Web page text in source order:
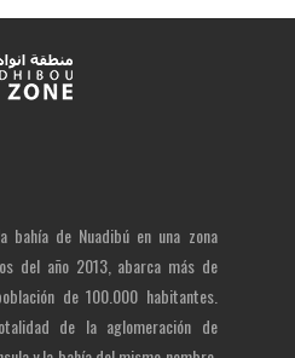
bahía de Nuadibú en una zona
del año 2013, abarca más de
de 100.000 habitantes.
de la aglomeración de